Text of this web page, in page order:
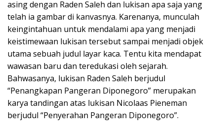
asing dengan Raden Saleh dan lukisan apa saja yang
telah ia gambar di kanvasnya. Karenanya, munculah
keingintahuan untuk mendalami apa yang menjadi
keistimewaan lukisan tersebut sampai menjadi objek
utama sebuah judul layar kaca. Tentu kita mendapat
wawasan baru dan teredukasi oleh sejarah.
Bahwasanya, lukisan Raden Saleh berjudul
“Penangkapan Pangeran Diponegoro” merupakan
karya tandingan atas lukisan Nicolaas Pieneman
berjudul “Penyerahan Pangeran Diponegoro”.